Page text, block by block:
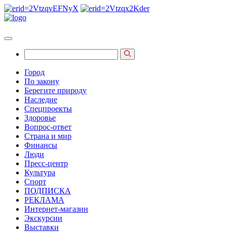
Город
По закону
Берегите природу
Наследие
Спецпроекты
Здоровье
Вопрос-ответ
Страна и мир
Финансы
Люди
Пресс-центр
Культура
Спорт
ПОДПИСКА
РЕКЛАМА
Интернет-магазин
Экскурсии
Выставки